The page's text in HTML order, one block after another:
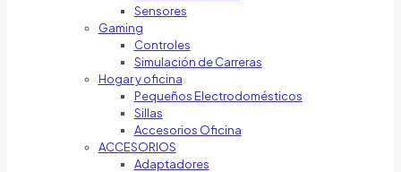
Sensores
Gaming
Controles
Simulación de Carreras
Hogar y oficina
Pequeños Electrodomésticos
Sillas
Accesorios Oficina
ACCESORIOS
Adaptadores